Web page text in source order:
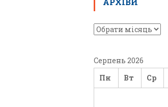
Серпень 2026
Пн
Вт Ср